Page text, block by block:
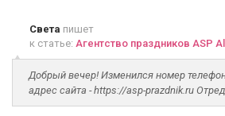
Света пишет
к статье: Агентство праздников ASP
Добрый вечер! Изменился номер
адрес сайта - https://asp-prazdnik.ru